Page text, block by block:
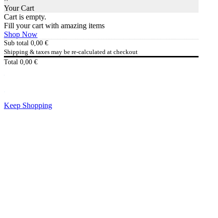
Your Cart
Cart is empty.
Fill your cart with amazing items
Shop Now
Sub total 0,00 €
Shipping & taxes may be re-calculated at checkout
Total 0,00 €
Keep Shopping